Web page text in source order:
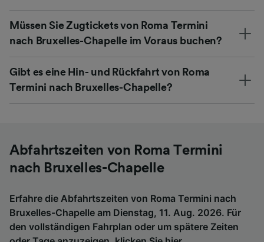
Müssen Sie Zugtickets von Roma Termini
nach Bruxelles-Chapelle im Voraus buchen?
Gibt es eine Hin- und Rückfahrt von Roma
Termini nach Bruxelles-Chapelle?
Abfahrtszeiten von Roma Termini
nach Bruxelles-Chapelle
Erfahre die Abfahrtszeiten von Roma Termini nach
Bruxelles-Chapelle am Dienstag, 11. Aug. 2026. Für
den vollständigen Fahrplan oder um spätere Zeiten